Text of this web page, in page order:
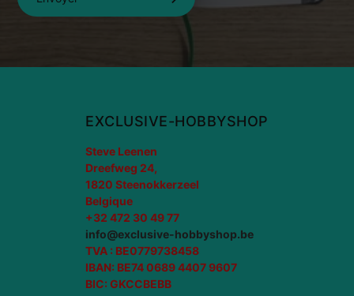
EXCLUSIVE-HOBBYSHOP
Steve Leenen
Dreefweg 24,
1820 Steenokkerzeel
Belgique
+32 472 30 49 77
info@exclusive-hobbyshop.be
TVA : BE0779738458
IBAN: BE74 0689 4407 9607
BIC: GKCCBEBB